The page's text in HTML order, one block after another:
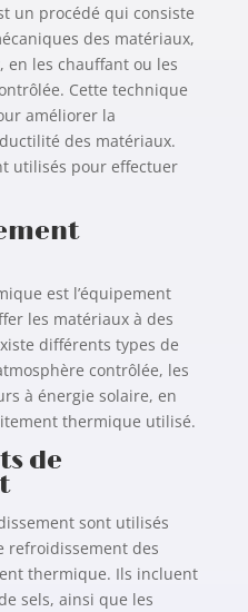
un procédé qui consiste
des matériaux,
les chauffant ou les
Cette technique
améliorer la
des matériaux.
utilisés pour effectuer
est l’équipement
les matériaux à des
différents types de
contrôlée, les
à énergie solaire, en
thermique utilisé.
de
sont utilisés
refroidissement des
thermique. Ils incluent
sels, ainsi que les